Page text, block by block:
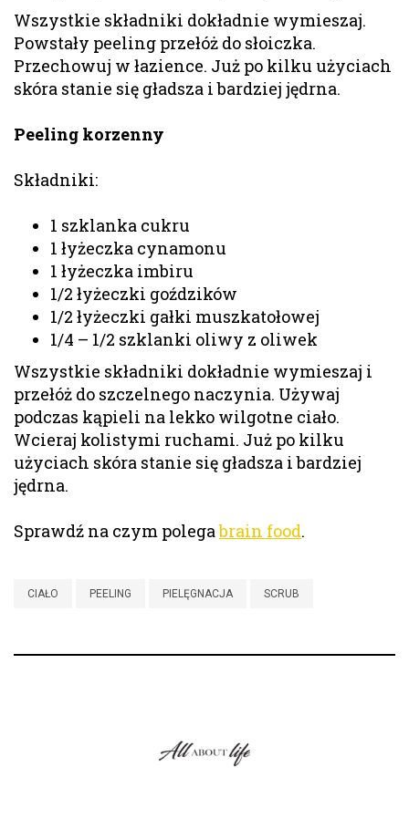
Wszystkie składniki dokładnie wymieszaj.
Powstały peeling przełóż do słoiczka.
Przechowuj w łazience. Już po kilku użyciach
skóra stanie się gładsza i bardziej jędrna.
Peeling korzenny
Składniki:
1 szklanka cukru
1 łyżeczka cynamonu
1 łyżeczka imbiru
1/2 łyżeczki goździków
1/2 łyżeczki gałki muszkatołowej
1/4 – 1/2 szklanki oliwy z oliwek
Wszystkie składniki dokładnie wymieszaj i
przełóż do szczelnego naczynia. Używaj
podczas kąpieli na lekko wilgotne ciało.
Wcieraj kolistymi ruchami. Już po kilku
użyciach skóra stanie się gładsza i bardziej
jędrna.
Sprawdź na czym polegabrain food.
CIAŁO PEELING PIELĘGNACJA SCRUB